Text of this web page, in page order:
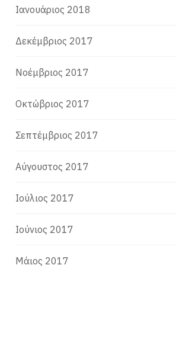
Ιανουάριος 2018
Δεκέμβριος 2017
Νοέμβριος 2017
Οκτώβριος 2017
Σεπτέμβριος 2017
Αύγουστος 2017
Ιούλιος 2017
Ιούνιος 2017
Μάιος 2017